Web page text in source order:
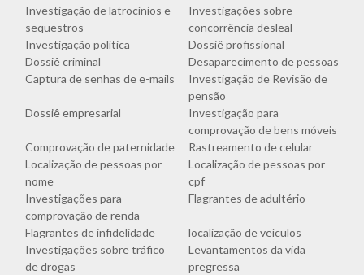
Investigação de latrocínios e
sequestros
Investigações sobre
concorrência desleal
Investigação política
Dossiê profissional
Dossiê criminal
Desaparecimento de pessoas
Captura de senhas de e-mails
Investigação de Revisão de
pensão
Dossiê empresarial
Investigação para
comprovação de bens móveis
Comprovação de paternidade
Rastreamento de celular
Localização de pessoas por
nome
Localização de pessoas por
cpf
Investigações para
comprovação de renda
Flagrantes de adultério
Flagrantes de infidelidade
localização de veículos
Investigações sobre tráfico
de drogas
Levantamentos da vida
pregressa